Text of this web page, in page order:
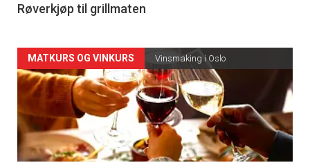
4
Røverkjøp til grillmaten
Forsiden
akkurat
nå
-
MATKURS OG VINKURS Vinsmaking i Oslo